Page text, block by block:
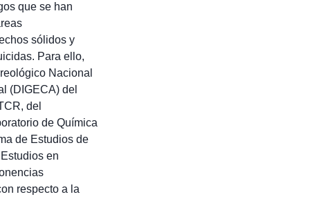
que se han
sólidos y
Para ello,
Nacional
(DIGECA) del
del
de Química
de Estudios de
en
respecto a la